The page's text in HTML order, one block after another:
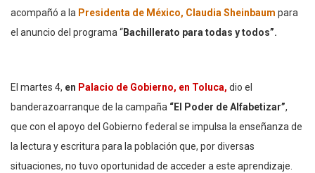
acompañó a la Presidenta de México, Claudia Sheinbaum para
el anuncio del programa “Bachillerato para todas y todos”.
El martes 4, en Palacio de Gobierno, en Toluca, dio el
banderazoarranque de la campaña “El Poder de Alfabetizar”,
que con el apoyo del Gobierno federal se impulsa la enseñanza de
la lectura y escritura para la población que, por diversas
situaciones, no tuvo oportunidad de acceder a este aprendizaje.